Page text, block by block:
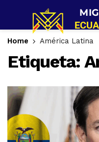
Home América Latina
Etiqueta: